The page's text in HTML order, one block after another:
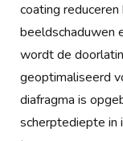
coating
beeldschaduwen
wordt de
geoptimaliseerd
diafragma is
scherptediepte in